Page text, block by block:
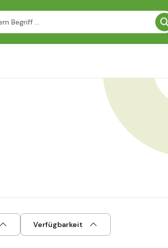
Verfügbarkeit